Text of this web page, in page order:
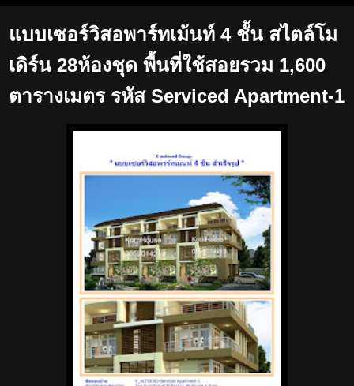
แบบเซอร์วิสอพาร์ทเม้นท์ 4 ชั้น สไตล์โม
เดิร์น 28ห้องชุด พื้นที่ใช้สอยรวม 1,600
ตารางเมตร รหัส Serviced Apartment-1